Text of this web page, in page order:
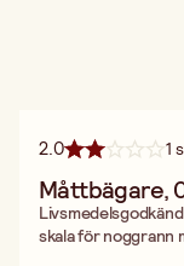
2.0 1
Måttbägare,
skala för noggrann